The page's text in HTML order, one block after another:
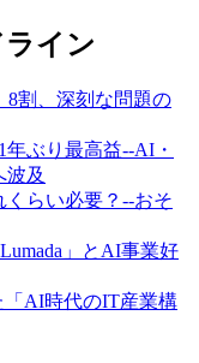
イン
8割、深刻な問題の
ぶり最高益--AI・
波及
らい必要？--おそ
」とAI事業好
「AI時代のIT産業構